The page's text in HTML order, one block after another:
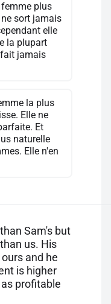
plus
sort jamais
elle
la plupart
jamais
la plus
Elle ne
Et
naturelle
Elle n'en
Sam's but
us. His
and he
is higher
profitable